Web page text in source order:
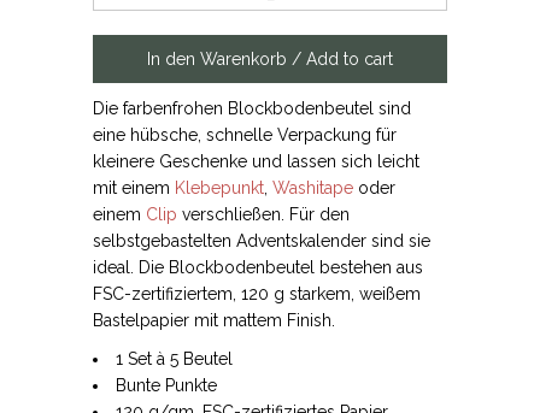
Die farbenfrohen Blockbodenbeutel sind
eine hübsche, schnelle Verpackung für
kleinere Geschenke und lassen sich leicht
mit einem Klebepunkt ,Washitape oder
einem Clip verschließen. Für den
selbstgebastelten Adventskalender sind sie
ideal. Die Blockbodenbeutel bestehen aus
FSC-zertifiziertem, 120 g starkem, weißem
Bastelpapier mit mattem Finish.
1 Set à 5 Beutel
Bunte Punkte